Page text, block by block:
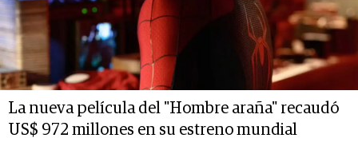
La nueva película del "Hombre araña" recaudó
US$ 972 millones en su estreno mundial